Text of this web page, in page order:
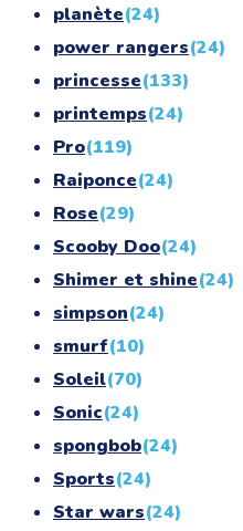
planète(24)
power rangers(24)
princesse(133)
printemps(24)
Pro(119)
Raiponce(24)
Rose(29)
Scooby Doo(24)
Shimer et shine(24)
simpson(24)
smurf(10)
Soleil(70)
Sonic(24)
spongbob(24)
Sports(24)
Star wars(24)